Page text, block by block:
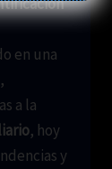
en una
a la
, hoy
y